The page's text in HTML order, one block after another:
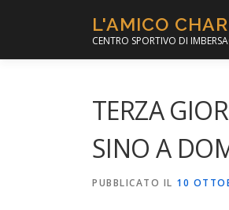
L'AMICO
CENTRO SPORTIVO DI
TERZA
SINO A
PUBBLICATO IL 10